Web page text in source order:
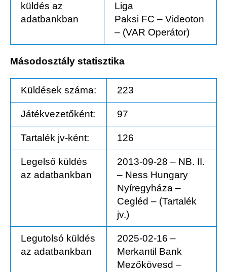
küldés az
adatbankban
Liga
Paksi FC – Videoton
– (VAR Operátor)
Másodosztály statisztika
Küldések száma: 223
Játékvezetőként: 97
Tartalék jv-ként: 126
Legelső küldés
az adatbankban
2013-09-28 – NB. II.
– Ness Hungary
Nyíregyháza –
Cegléd – (Tartalék
jv.)
Legutolsó küldés
az adatbankban
2025-02-16 –
Merkantil Bank
Mezőkövesd –